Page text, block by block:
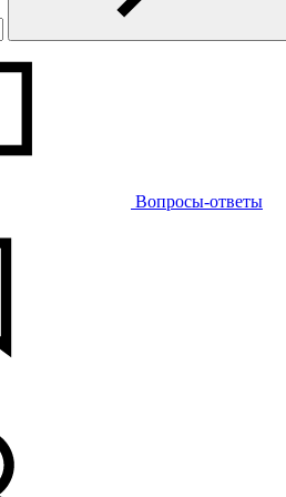
Вопросы-ответы